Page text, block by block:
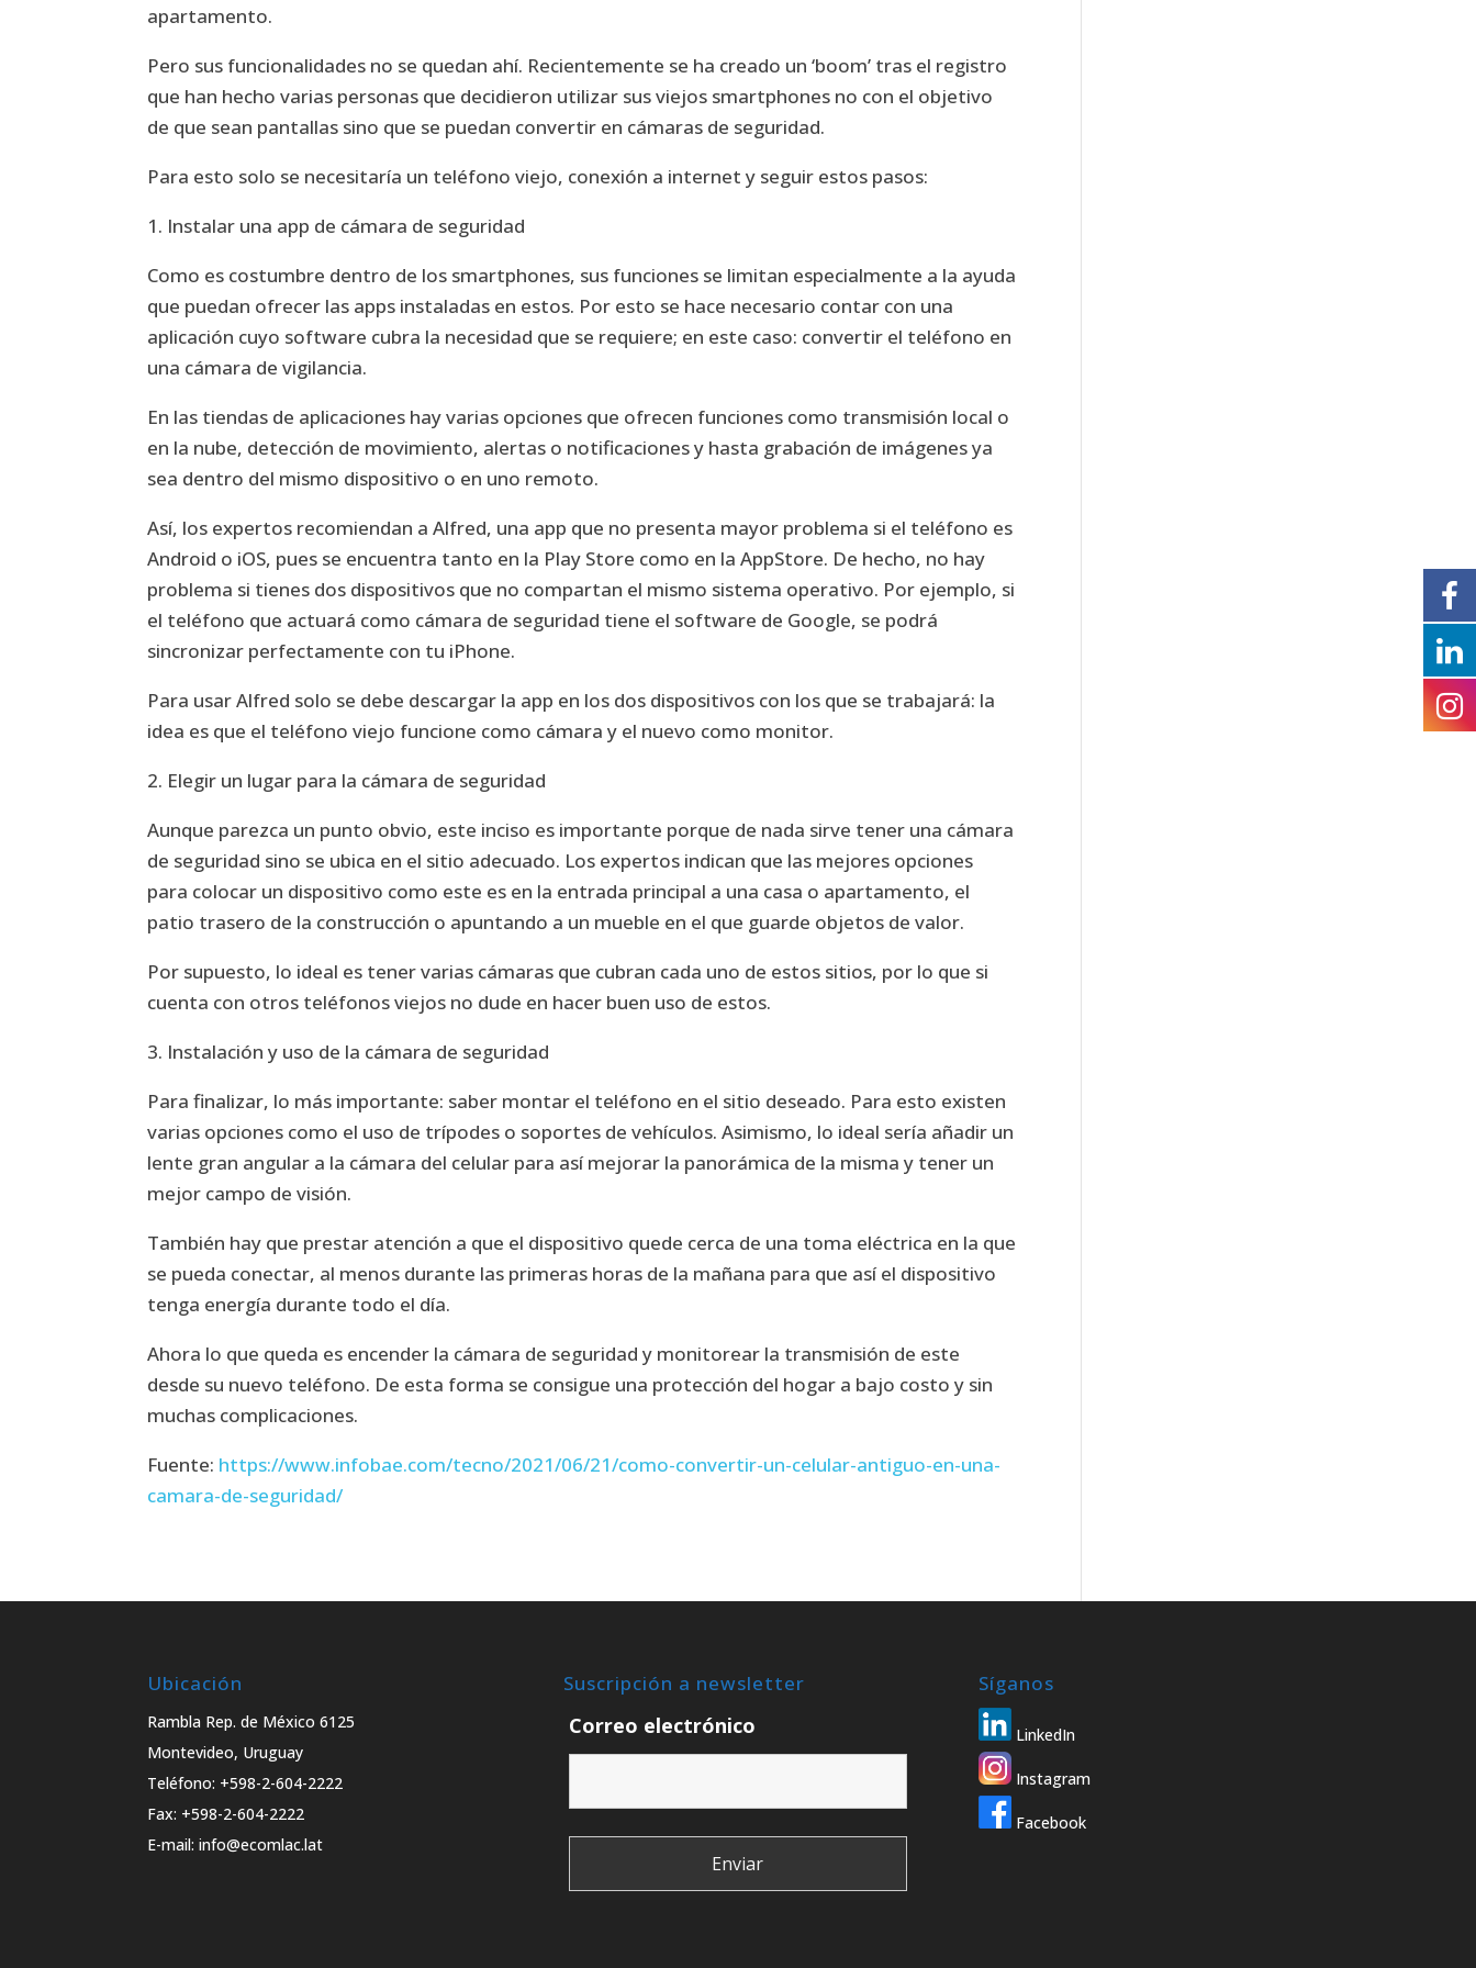
apartamento.
Pero sus funcionalidades no se quedan ahí. Recientemente se ha creado un ‘boom’ tras el registro
que han hecho varias personas que decidieron utilizar sus viejos smartphones no con el objetivo
de que sean pantallas sino que se puedan convertir en cámaras de seguridad.
Para esto solo se necesitaría un teléfono viejo, conexión a internet y seguir estos pasos:
1. Instalar una app de cámara de seguridad
Como es costumbre dentro de los smartphones, sus funciones se limitan especialmente a la ayuda
que puedan ofrecer las apps instaladas en estos. Por esto se hace necesario contar con una
aplicación cuyo software cubra la necesidad que se requiere; en este caso: convertir el teléfono en
una cámara de vigilancia.
En las tiendas de aplicaciones hay varias opciones que ofrecen funciones como transmisión local o
en la nube, detección de movimiento, alertas o notificaciones y hasta grabación de imágenes ya
sea dentro del mismo dispositivo o en uno remoto.
Así, los expertos recomiendan a Alfred, una app que no presenta mayor problema si el teléfono es
Android o iOS, pues se encuentra tanto en la Play Store como en la AppStore. De hecho, no hay
problema si tienes dos dispositivos que no compartan el mismo sistema operativo. Por ejemplo, si
el teléfono que actuará como cámara de seguridad tiene el software de Google, se podrá
sincronizar perfectamente con tu iPhone.
Para usar Alfred solo se debe descargar la app en los dos dispositivos con los que se trabajará: la
idea es que el teléfono viejo funcione como cámara y el nuevo como monitor.
2. Elegir un lugar para la cámara de seguridad
Aunque parezca un punto obvio, este inciso es importante porque de nada sirve tener una cámara
de seguridad sino se ubica en el sitio adecuado. Los expertos indican que las mejores opciones
para colocar un dispositivo como este es en la entrada principal a una casa o apartamento, el
patio trasero de la construcción o apuntando a un mueble en el que guarde objetos de valor.
Por supuesto, lo ideal es tener varias cámaras que cubran cada uno de estos sitios, por lo que si
cuenta con otros teléfonos viejos no dude en hacer buen uso de estos.
3. Instalación y uso de la cámara de seguridad
Para finalizar, lo más importante: saber montar el teléfono en el sitio deseado. Para esto existen
varias opciones como el uso de trípodes o soportes de vehículos. Asimismo, lo ideal sería añadir un
lente gran angular a la cámara del celular para así mejorar la panorámica de la misma y tener un
mejor campo de visión.
También hay que prestar atención a que el dispositivo quede cerca de una toma eléctrica en la que
se pueda conectar, al menos durante las primeras horas de la mañana para que así el dispositivo
tenga energía durante todo el día.
Ahora lo que queda es encender la cámara de seguridad y monitorear la transmisión de este
desde su nuevo teléfono. De esta forma se consigue una protección del hogar a bajo costo y sin
muchas complicaciones.
Fuente: https://www.infobae.com/tecno/2021/06/21/como-convertir-un-celular-antiguo-en-una-
camara-de-seguridad/
Ubicación
Rambla Rep. de México 6125
Montevideo, Uruguay
Teléfono: +598-2-604-2222
Fax: +598-2-604-2222
E-mail: info@ecomlac.lat
Suscripción a newsletter
Correo electrónico
Síganos
LinkedIn
Instagram
Facebook